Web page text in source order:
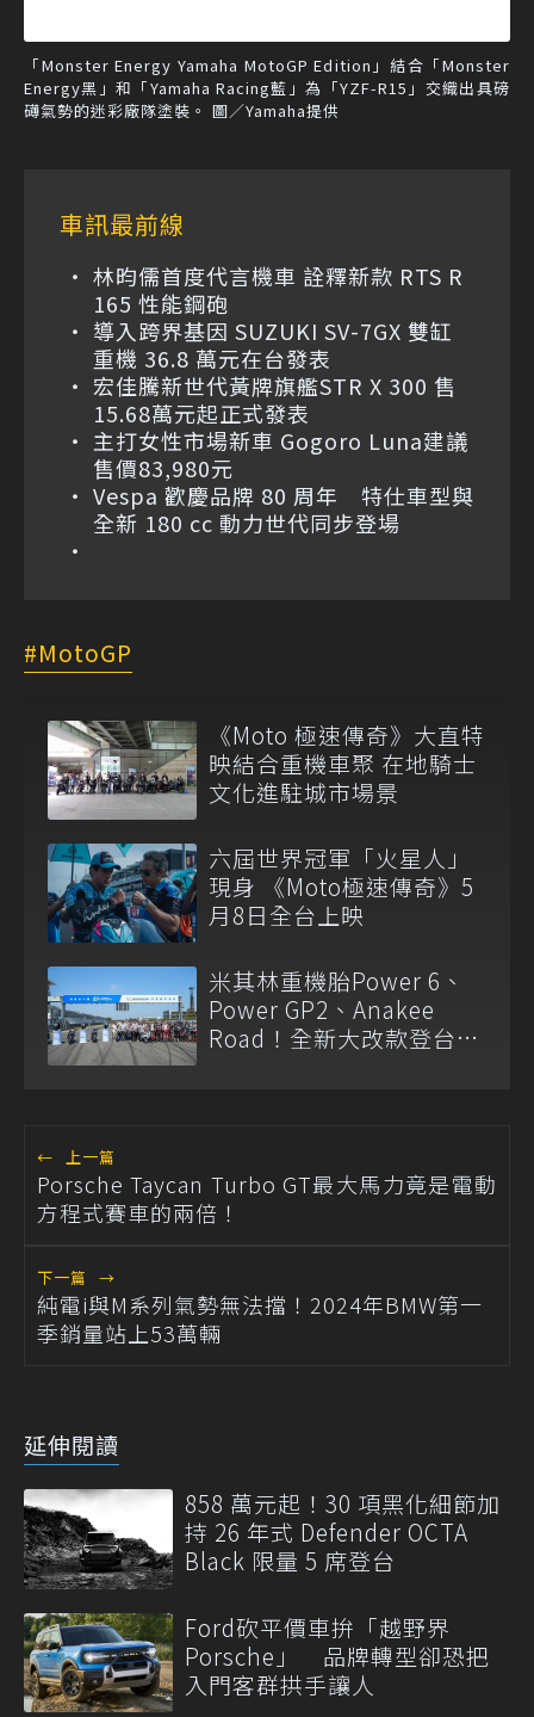
「Monster Energy Yamaha MotoGP Edition」結合「Monster
Energy黑」和「Yamaha Racing藍」為「YZF-R15」交織出具磅
礡氣勢的迷彩廠隊塗裝。 圖／Yamaha提供
車訊最前線
林昀儒首度代言機車 詮釋新款 RTS R
165 性能鋼砲
導入跨界基因 SUZUKI SV-7GX 雙缸
重機 36.8 萬元在台發表
宏佳騰新世代黃牌旗艦STR X 300 售
15.68萬元起正式發表
主打女性市場新車 Gogoro Luna建議
售價83,980元
Vespa 歡慶品牌 80 周年 特仕車型與
全新 180 cc 動力世代同步登場
MotoGP
《Moto 極速傳奇》大直特
映結合重機車聚 在地騎士
文化進駐城市場景
六屆世界冠軍「火星人」
現身 《Moto極速傳奇》5
月8日全台上映
米其林重機胎Power 6、
Power GP2、Anakee
Road！全新大改款登台開
← 上一篇
Porsche Taycan Turbo GT最大馬力竟是電動
方程式賽車的兩倍！
下一篇 →
純電i與M系列氣勢無法擋！2024年BMW第一
季銷量站上53萬輛
延伸閱讀
858 萬元起！30 項黑化細節加
持 26 年式 Defender OCTA
Black 限量 5 席登台
Ford砍平價車拚「越野界
Porsche」 品牌轉型卻恐把
入門客群拱手讓人